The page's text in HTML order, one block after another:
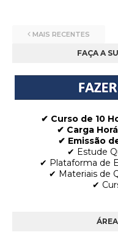
MAIS RECENTES
FAÇA A
✔ Curso de 10
✔ Carga
✔ Emissão
✔ Estude
✔ Plataforma de
✔ Materiais de
✔